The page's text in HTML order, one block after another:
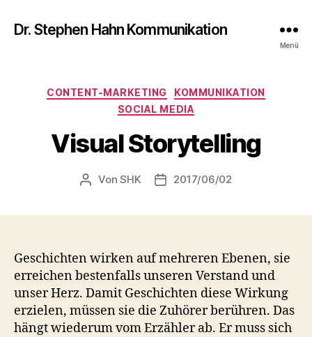
Dr. Stephen Hahn Kommunikation
Menü
Kategorien
CONTENT-MARKETING
KOMMUNIKATION
SOCIAL MEDIA
Visual Storytelling
Beitragsautor
VonSHK Veröffentlichungsdatum
2017/06/02
Geschichten wirken auf mehreren Ebenen, sie
erreichen bestenfalls unseren Verstand und
unser Herz. Damit Geschichten diese Wirkung
erzielen, müssen sie die Zuhörer berühren. Das
hängt wiederum vom Erzähler ab. Er muss sich